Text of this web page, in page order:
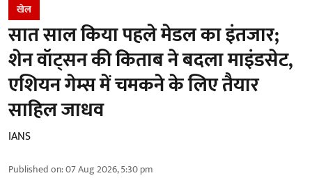
खेल
सात साल किया पहले मेडल का इंतजार;
शेन वॉट्सन की किताब ने बदला माइंडसेट,
एशियन गेम्स में चमकने के लिए तैयार
साहिल जाधव
IANS
Published on:07 Aug 2026, 5:30 pm